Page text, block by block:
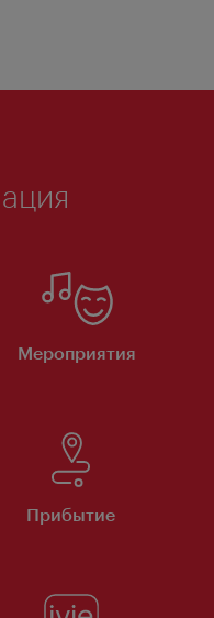
Мероприятия
Прибытие